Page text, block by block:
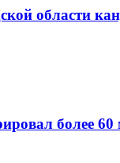
области
более 60